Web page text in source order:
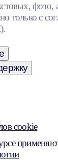
фото,
только с
cookie